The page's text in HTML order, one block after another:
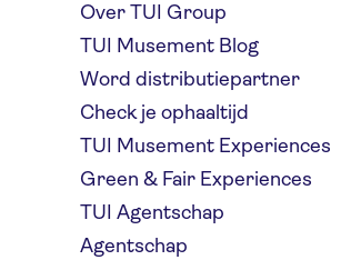
Over TUI Group
TUI Musement Blog
Word distributiepartner
Check je ophaaltijd
TUI Musement Experiences
Green & Fair Experiences
TUI Agentschap
Agentschap